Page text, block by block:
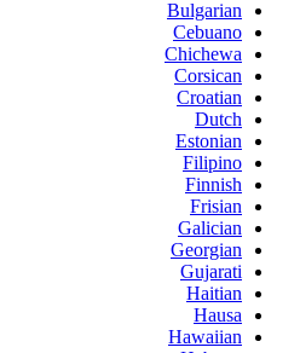
Bulgarian
Cebuano
Chichewa
Corsican
Croatian
Dutch
Estonian
Filipino
Finnish
Frisian
Galician
Georgian
Gujarati
Haitian
Hausa
Hawaiian